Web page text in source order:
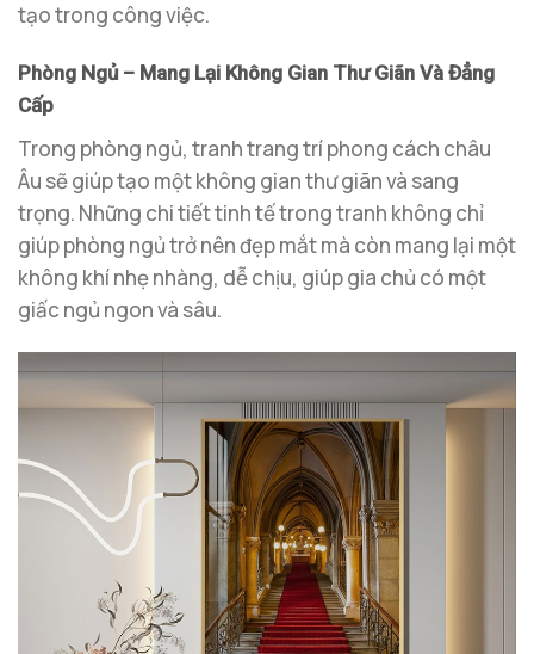
tạo trong công việc.
Phòng Ngủ – Mang Lại Không Gian Thư Giãn Và Đẳng
Cấp
Trong phòng ngủ, tranh trang trí phong cách châu
Âu sẽ giúp tạo một không gian thư giãn và sang
trọng. Những chi tiết tinh tế trong tranh không chỉ
giúp phòng ngủ trở nên đẹp mắt mà còn mang lại một
không khí nhẹ nhàng, dễ chịu, giúp gia chủ có một
giấc ngủ ngon và sâu.